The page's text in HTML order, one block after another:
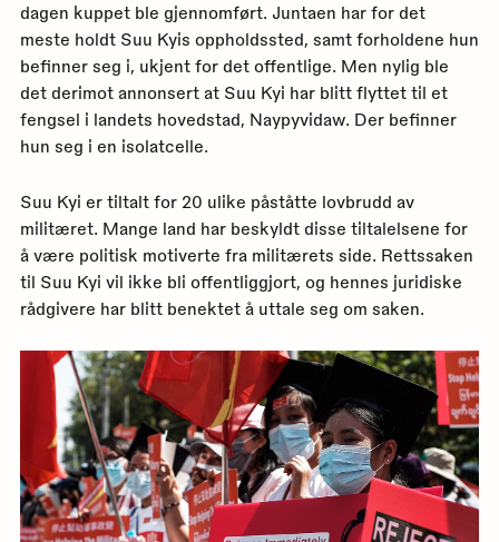
dagen kuppet ble gjennomført. Juntaen har for det
meste holdt Suu Kyis oppholdssted, samt forholdene hun
befinner seg i, ukjent for det offentlige. Men nylig ble
det derimot annonsert at Suu Kyi har blitt flyttet til et
fengsel i landets hovedstad, Naypyvidaw. Der befinner
hun seg i en isolatcelle.
Suu Kyi er tiltalt for 20 ulike påståtte lovbrudd av
militæret. Mange land har beskyldt disse tiltalelsene for
å være politisk motiverte fra militærets side. Rettssaken
til Suu Kyi vil ikke bli offentliggjort, og hennes juridiske
rådgivere har blitt benektet å uttale seg om saken.